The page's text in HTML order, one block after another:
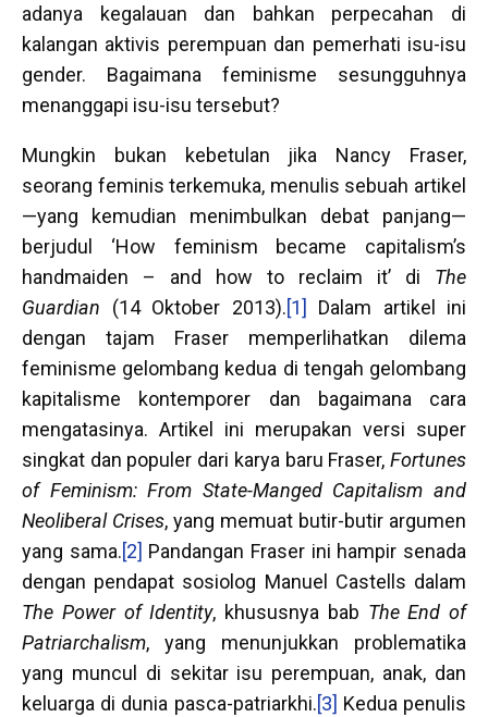
adanya kegalauan dan bahkan perpecahan di
kalangan aktivis perempuan dan pemerhati isu-isu
gender. Bagaimana feminisme sesungguhnya
menanggapi isu-isu tersebut?
Mungkin bukan kebetulan jika Nancy Fraser,
seorang feminis terkemuka, menulis sebuah artikel
—yang kemudian menimbulkan debat panjang—
berjudul ‘How feminism became capitalism’s
handmaiden – and how to reclaim it’ di The
Guardian (14 Oktober 2013).[1]
Dalam artikel ini
dengan tajam Fraser memperlihatkan dilema
feminisme gelombang kedua di tengah gelombang
kapitalisme kontemporer dan bagaimana cara
mengatasinya. Artikel ini merupakan versi super
singkat dan populer dari karya baru Fraser, Fortunes
of Feminism: From State-Manged Capitalism and
Neoliberal Crises, yang memuat butir-butir argumen
yang sama.[2] Pandangan Fraser ini hampir senada
dengan pendapat sosiolog Manuel Castells dalam
The Power of Identity, khususnya bab The End of
Patriarchalism, yang menunjukkan problematika
yang muncul di sekitar isu perempuan, anak, dan
keluarga di dunia pasca-patriarkhi.[3] Kedua penulis